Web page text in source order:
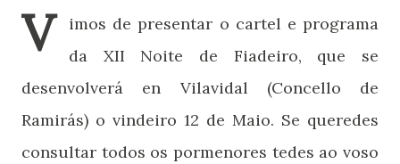
V
imos de presentar o cartel e programa
da XII Noite de Fiadeiro, que se
desenvolverá en Vilavidal (Concello de
Ramirás) o vindeiro 12 de Maio. Se queredes
consultar todos os pormenores tedes ao voso